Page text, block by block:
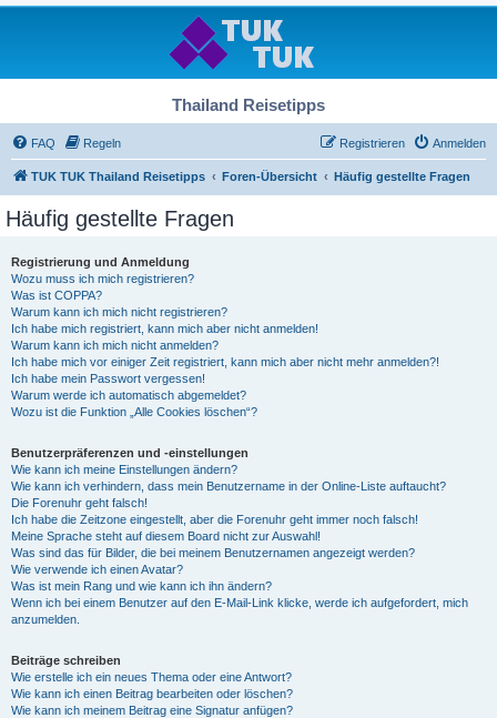
Thailand Reisetipps
FAQ Regeln Anmelden
Registrieren
TUK TUK Thailand Reisetipps Foren-Übersicht Häufig gestellte Fragen
Häufig gestellte Fragen
Registrierung und Anmeldung
Wozu muss ich mich registrieren?
Was ist COPPA?
Warum kann ich mich nicht registrieren?
Ich habe mich registriert, kann mich aber nicht anmelden!
Warum kann ich mich nicht anmelden?
Ich habe mich vor einiger Zeit registriert, kann mich aber nicht mehr anmelden?!
Ich habe mein Passwort vergessen!
Warum werde ich automatisch abgemeldet?
Wozu ist die Funktion „Alle Cookies löschen“?
Benutzerpräferenzen und -einstellungen
Wie kann ich meine Einstellungen ändern?
Wie kann ich verhindern, dass mein Benutzername in der Online-Liste auftaucht?
Die Forenuhr geht falsch!
Ich habe die Zeitzone eingestellt, aber die Forenuhr geht immer noch falsch!
Meine Sprache steht auf diesem Board nicht zur Auswahl!
Was sind das für Bilder, die bei meinem Benutzernamen angezeigt werden?
Wie verwende ich einen Avatar?
Was ist mein Rang und wie kann ich ihn ändern?
Wenn ich bei einem Benutzer auf den E-Mail-Link klicke, werde ich aufgefordert, mich
anzumelden.
Beiträge schreiben
Wie erstelle ich ein neues Thema oder eine Antwort?
Wie kann ich einen Beitrag bearbeiten oder löschen?
Wie kann ich meinem Beitrag eine Signatur anfügen?